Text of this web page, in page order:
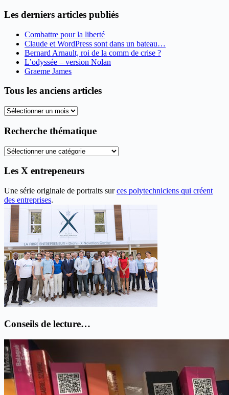
Les derniers articles publiés
Combattre pour la liberté
Claude et WordPress sont dans un bateau…
Bernard Arnault, roi de la comm de crise ?
L’odyssée – version Nolan
Graeme James
Tous les anciens articles
Tous
anciens
Recherche thématique
Recherche
Les X entrepeneurs
Une série originale de portraits surces polytechniciens qui créent
des entreprises.
Conseils de lecture…